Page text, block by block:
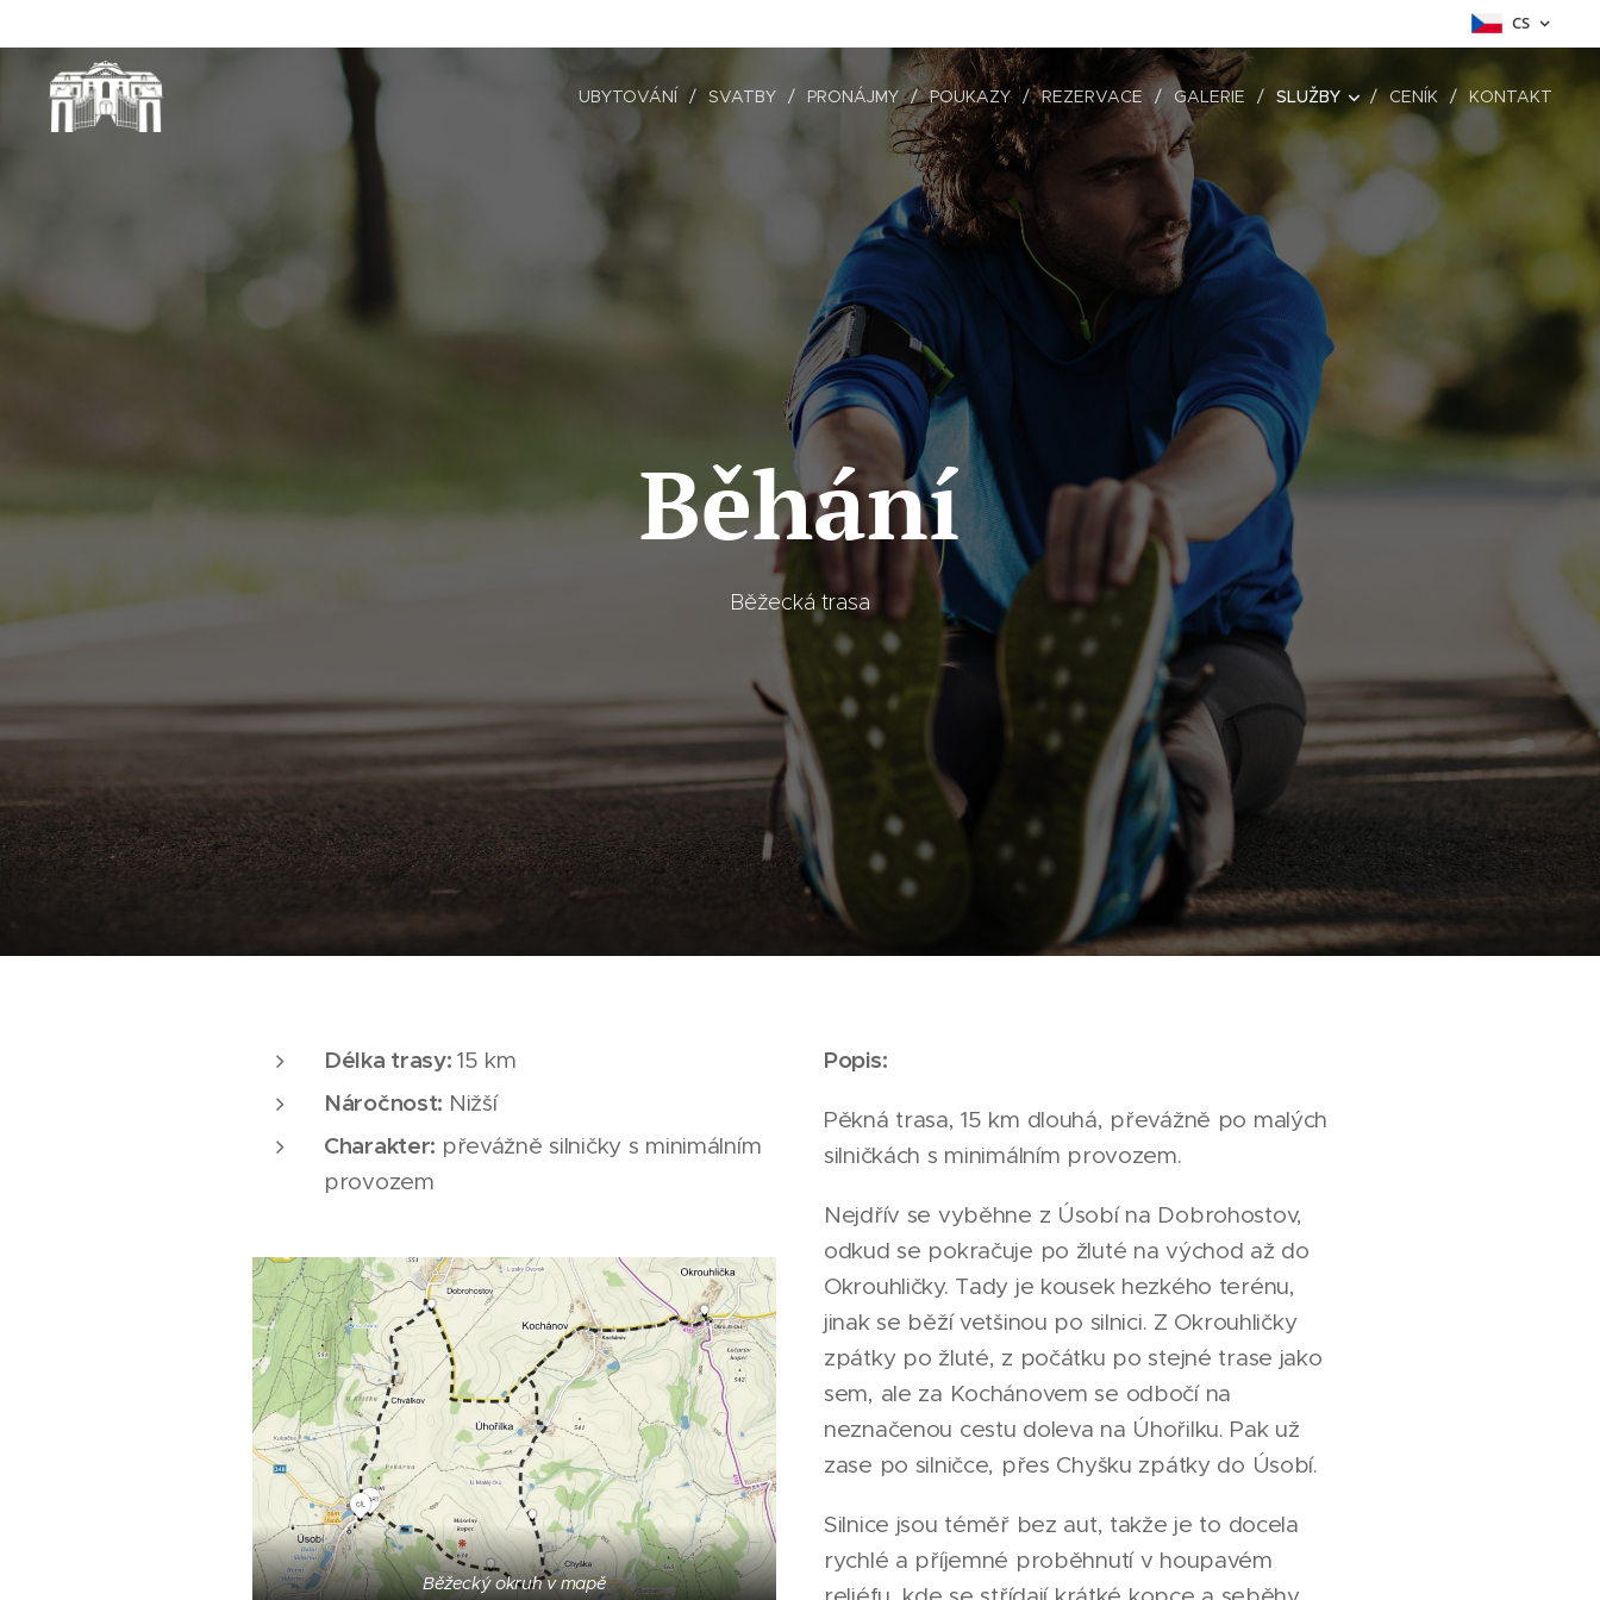
CS
UBYTOVÁNÍ SVATBY PRONÁJMY POUKAZY REZERVACE GALERIE SLUŽBY CENÍK KONTAKT
Běhání
Běžecká trasa
Délka trasy:15 km
Náročnost: Nižší
Charakter: převážně silničky s minimálním
provozem
Běžecký okruh v mapě
Popis:
Pěkná trasa, 15 km dlouhá, převážně po malých
silničkách s minimálním provozem.
Nejdřív se vyběhne z Úsobí na Dobrohostov,
odkud se pokračuje po žluté na východ až do
Okrouhličky. Tady je kousek hezkého terénu,
jinak se běží vetšinou po silnici. Z Okrouhličky
zpátky po žluté, z počátku po stejné trase jako
sem, ale za Kochánovem se odbočí na
neznačenou cestu doleva na Úhořilku. Pak už
zase po silničce, přes Chyšku zpátky do Úsobí.
Silnice jsou téměř bez aut, takže je to docela
rychlé a příjemné proběhnutí v houpavém